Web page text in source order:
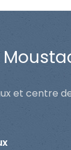
et centre